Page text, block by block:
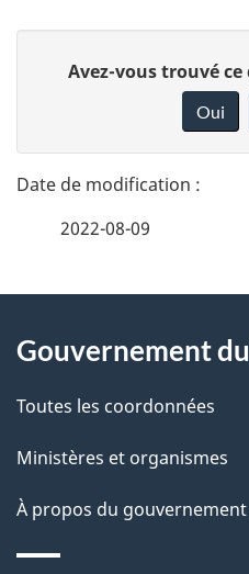
t
a
l
s
l
a
n
o
t
e
r
é
t
r
Avez-vous trouvé
Oui
2022-08-09
propos
de
ce
site
Gouvernement
Toutes les coordonnées
Ministères et organismes
À propos du gouvernement